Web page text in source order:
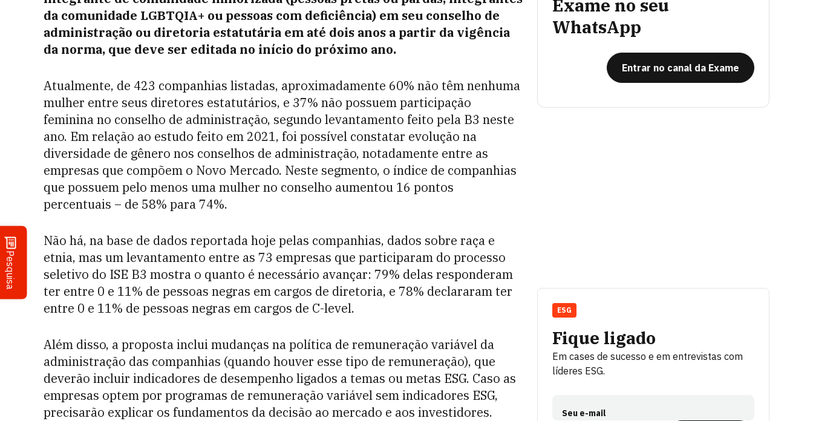
Pesquisa
da comunidade LGBTQIA+ ou pessoas com deficiência) em seu conselho de
administração ou diretoria estatutária em até dois anos a partir da vigência
da norma, que deve ser editada no início do próximo ano.
Atualmente, de 423 companhias listadas, aproximadamente 60% não têm nenhuma
mulher entre seus diretores estatutários, e 37% não possuem participação
feminina no conselho de administração, segundo levantamento feito pela B3 neste
ano. Em relação ao estudo feito em 2021, foi possível constatar evolução na
diversidade de gênero nos conselhos de administração, notadamente entre as
empresas que compõem o Novo Mercado. Neste segmento, o índice de companhias
que possuem pelo menos uma mulher no conselho aumentou 16 pontos
percentuais – de 58% para 74%.
Não há, na base de dados reportada hoje pelas companhias, dados sobre raça e
etnia, mas um levantamento entre as 73 empresas que participaram do processo
seletivo do ISE B3 mostra o quanto é necessário avançar: 79% delas responderam
ter entre 0 e 11% de pessoas negras em cargos de diretoria, e 78% declararam ter
entre 0 e 11% de pessoas negras em cargos de C-level.
Além disso, a proposta inclui mudanças na política de remuneração variável da
administração das companhias (quando houver esse tipo de remuneração), que
deverão incluir indicadores de desempenho ligados a temas ou metas ESG. Caso as
empresas optem por programas de remuneração variável sem indicadores ESG,
precisarão explicar os fundamentos da decisão ao mercado e aos investidores.
Exame no seu
WhatsApp
Entrar no canal da Exame
Fique ligado
Em cases de sucesso e em entrevistas com
líderes ESG.
Seu e-mail
ESG